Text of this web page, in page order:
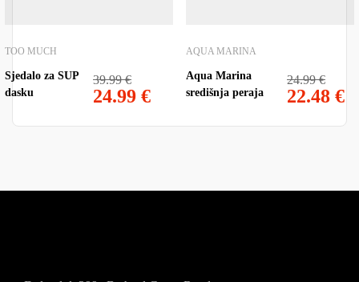
TOO MUCH
Sjedalo za SUP
dasku
39.99€
24.99 €
AQUA MARINA
Aqua Marina
središnja peraja
24.99€
22.48 €